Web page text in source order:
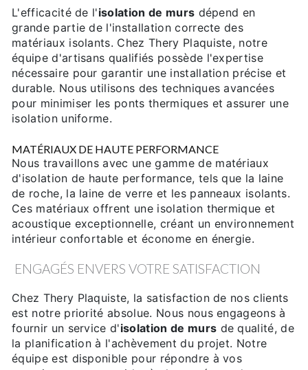
L'efficacité de l'isolation de murs dépend en
grande partie de l'installation correcte des
matériaux isolants. Chez Thery Plaquiste, notre
équipe d'artisans qualifiés possède l'expertise
nécessaire pour garantir une installation précise et
durable. Nous utilisons des techniques avancées
pour minimiser les ponts thermiques et assurer une
isolation uniforme.
MATÉRIAUX DE HAUTE PERFORMANCE
Nous travaillons avec une gamme de matériaux
d'isolation de haute performance, tels que la laine
de roche, la laine de verre et les panneaux isolants.
Ces matériaux offrent une isolation thermique et
acoustique exceptionnelle, créant un environnement
intérieur confortable et économe en énergie.
ENGAGÉS ENVERS VOTRE SATISFACTION
Chez Thery Plaquiste, la satisfaction de nos clients
est notre priorité absolue. Nous nous engageons à
fournir un service d'isolation de murs de qualité, de
la planification à l'achèvement du projet. Notre
équipe est disponible pour répondre à vos